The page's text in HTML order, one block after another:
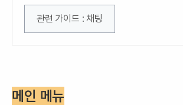
관련 가이드 : 채팅
메인 메뉴